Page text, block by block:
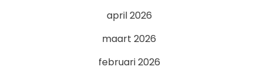
april 2026
maart 2026
februari 2026